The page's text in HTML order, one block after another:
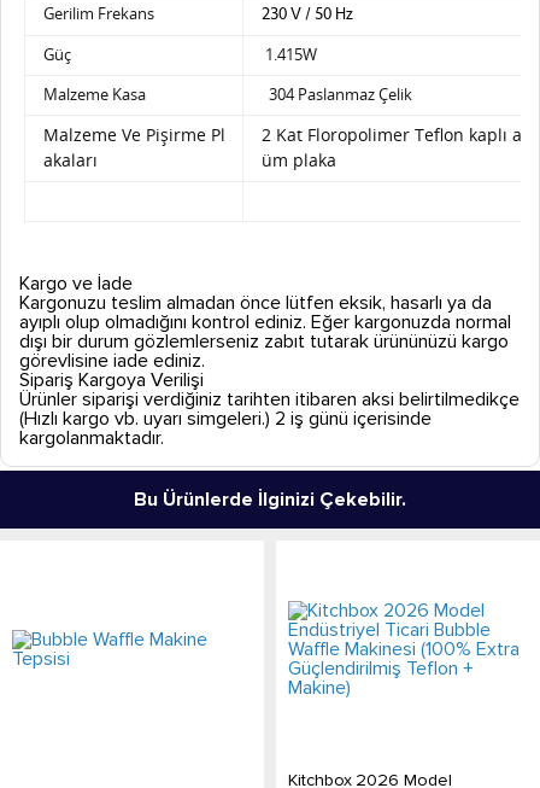
Gerilim Frekans
230 V / 50 Hz
Güç
1.415W
Malzeme Kasa
304 Paslanmaz Çelik
Malzeme Ve Pişirme Pl
akaları
2 Kat Floropolimer Teflon kaplı
üm plaka
Kargo ve İade
Kargonuzu teslim almadan önce lütfen eksik, hasarlı ya da
ayıplı olup olmadığını kontrol ediniz. Eğer kargonuzda normal
dışı bir durum gözlemlerseniz zabıt tutarak ürününüzü kargo
görevlisine iade ediniz.
Sipariş Kargoya Verilişi
Ürünler siparişi verdiğiniz tarihten itibaren aksi belirtilmedikçe
(Hızlı kargo vb. uyarı simgeleri.) 2 iş günü içerisinde
kargolanmaktadır.
Bu Ürünlerde İlginizi Çekebilir.
Kitchbox 2026 Model